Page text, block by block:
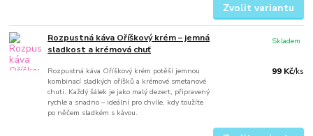
Zvolit variantu
Rozpustná káva Oříškový krém – jemná
sladkost a krémová chuť
Rozpustná káva Oříškový krém potěší jemnou
kombinací sladkých oříšků a krémové smetanové
chuti. Každý šálek je jako malý dezert, připravený
rychle a snadno – ideální pro chvíle, kdy toužíte
po něčem sladkém s kávou.
99 Kč/ks
Skladem